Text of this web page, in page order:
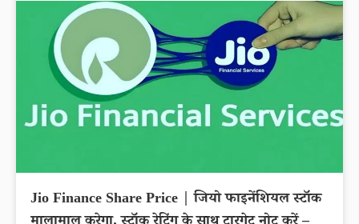
Jio Finance Share Price | जियो फाइनेंशियल स्टॉक